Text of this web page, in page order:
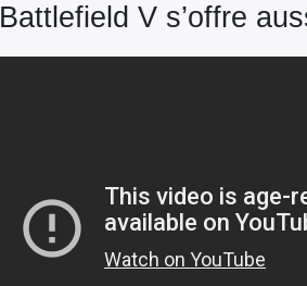
Battlefield V s’offre